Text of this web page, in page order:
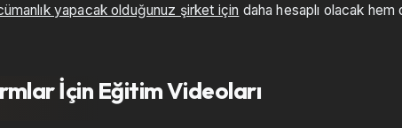
yapacak olduğunuz şirket için daha hesaplı olacak hem
İçin Eğitim Videoları